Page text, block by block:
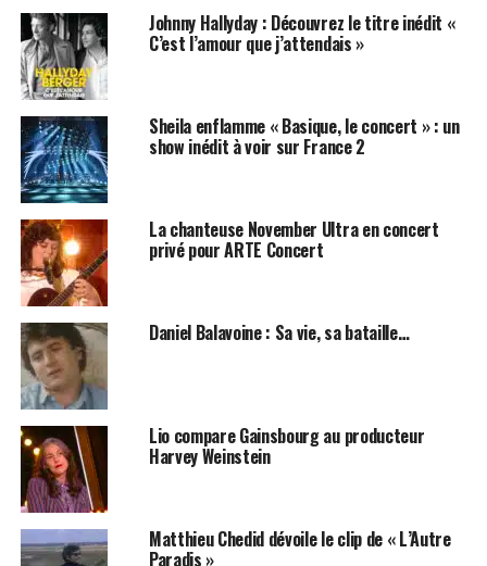
Aujourd’hui, France Gall nous quitte en laissant derrière
elle quelques-unes des plus grandes chansons de la
variété française.
LES ALBUMS DE FRANCE GALL SONT DISPONIBLES
SURITUNESETAMAZON
SUJETS ASSOCIÉS:
Johnny Hallyday : Découvrez le titre inédit «
C’est l’amour que j’attendais »
Sheila enflamme « Basique, le concert » : un
show inédit à voir sur France 2
La chanteuse November Ultra en concert
privé pour ARTE Concert
Daniel Balavoine : Sa vie, sa bataille…
Lio compare Gainsbourg au producteur
Harvey Weinstein
Matthieu Chedid dévoile le clip de « L’Autre
Paradis »